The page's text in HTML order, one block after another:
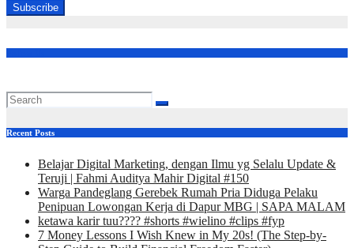
Subscribe
Recent Posts
Belajar Digital Marketing, dengan Ilmu yg Selalu Update &
Teruji | Fahmi Auditya Mahir Digital #150
Warga Pandeglang Gerebek Rumah Pria Diduga Pelaku
Penipuan Lowongan Kerja di Dapur MBG | SAPA MALAM
ketawa karir tuu???? #shorts #wielino #clips #fyp
7 Money Lessons I Wish Knew in My 20s! (The Step-by-